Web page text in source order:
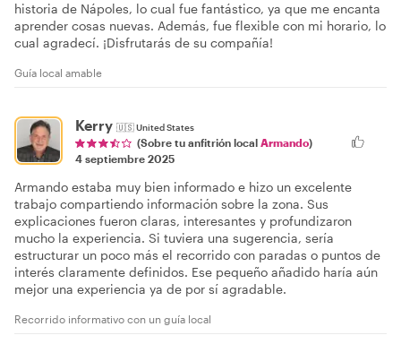
historia de Nápoles, lo cual fue fantástico, ya que me encanta
aprender cosas nuevas. Además, fue flexible con mi horario, lo
cual agradecí. ¡Disfrutarás de su compañía!
Guía local amable
Kerry 🇺🇸United States
(Sobre tu anfitrión local Armando)
4 septiembre 2025
Armando estaba muy bien informado e hizo un excelente
trabajo compartiendo información sobre la zona. Sus
explicaciones fueron claras, interesantes y profundizaron
mucho la experiencia. Si tuviera una sugerencia, sería
estructurar un poco más el recorrido con paradas o puntos de
interés claramente definidos. Ese pequeño añadido haría aún
mejor una experiencia ya de por sí agradable.
Recorrido informativo con un guía local